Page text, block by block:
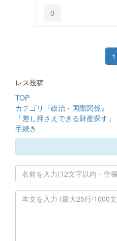
0
1
レス投稿
TOP
カテゴリ『政治・国際関係』
「差し押さえできる財産探す
手続き